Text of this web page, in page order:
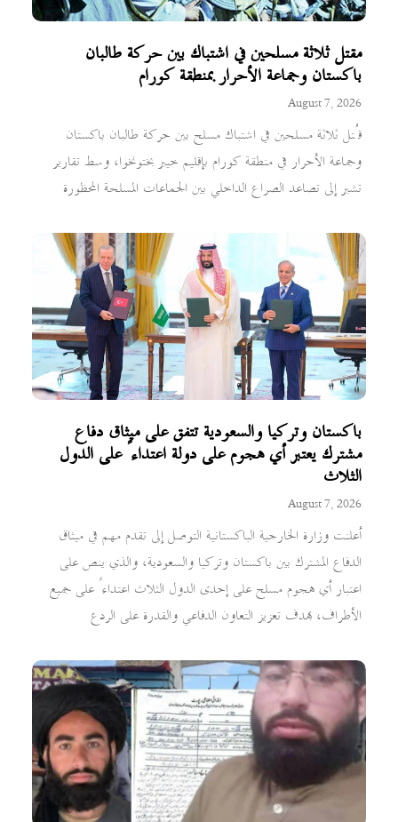
مقتل ثلاثة مسلحين في اشتباك بين حركة طالبان
باكستان وجماعة الأحرار بمنطقة كورام
August 7, 2026
قُتل ثلاثة مسلحين في اشتباك مسلح بين حركة طالبان باكستان
وجماعة الأحرار في منطقة كورام بإقليم خيبر بختونخوا، وسط تقارير
تشير إلى تصاعد الصراع الداخلي بين الجماعات المسلحة المحظورة
باكستان وتركيا والسعودية تتفق على ميثاق دفاع
مشترك يعتبر أي هجوم على دولة اعتداءً على الدول
الثلاث
August 7, 2026
أعلنت وزارة الخارجية الباكستانية التوصل إلى تقدم مهم في ميثاق
الدفاع المشترك بين باكستان وتركيا والسعودية، والذي ينص على
اعتبار أي هجوم مسلح على إحدى الدول الثلاث اعتداءً على جميع
الأطراف، بهدف تعزيز التعاون الدفاعي والقدرة على الردع